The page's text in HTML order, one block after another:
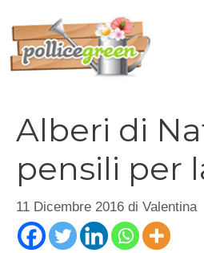
contenuto
Alberi di
pensili per
11 Dicembre 2016 di Valentina